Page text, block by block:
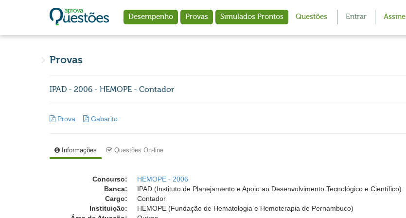
Desempenho Provas Simulados Prontos Questões Entrar Assine
Provas
IPAD - 2006 - HEMOPE - Contador
Prova Gabarito
Informações Questões On-line
Concurso:
HEMOPE - 2006
Banca:
IPAD (Instituto de Planejamento e Apoio ao Desenvolvimento Tecnológico e Científico)
Cargo:
Contador
Instituição:
HEMOPE (Fundação de Hematologia e Hemoterapia de Pernambuco)